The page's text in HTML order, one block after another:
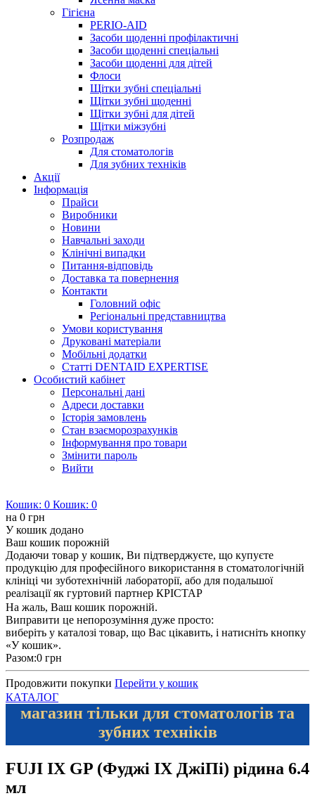
Гігієна
PERIO-AID
Засоби щоденні профілактичні
Засоби щоденні спеціальні
Засоби щоденні для дітей
Флоси
Щітки зубні спеціальні
Щітки зубні щоденні
Щітки зубні для дітей
Щітки міжзубні
Розпродаж
Для стоматологів
Для зубних техніків
Акції
Інформація
Прайси
Виробники
Новини
Навчальні заходи
Клінічні випадки
Питання-відповідь
Доставка та повернення
Контакти
Головний офіс
Регіональні представництва
Умови користування
Друковані матеріали
Мобільні додатки
Статті DENTAID EXPERTISE
Особистий кабінет
Персональні дані
Адреси доставки
Історія замовлень
Стан взаєморозрахунків
Інформування про товари
Змінити пароль
Вийти
Кошик: 0 Кошик: 0
на 0 грн
У кошик додано
Ваш кошик порожній
Додаючи товар у кошик, Ви підтверджуєте, що купуєте
продукцію для професійного використання в стоматологічній
клініці чи зуботехнічній лабораторії, або для подальшої
реалізації як гуртовий партнер КРІСТАР
На жаль, Ваш кошик порожній.
Виправити це непорозуміння дуже просто:
виберіть у каталозі товар, що Вас цікавить, і натисніть кнопку
«У кошик».
Разом:0 грн
Продовжити покупки Перейти у кошик
КАТАЛОГ
магазин тільки для стоматологів та
зубних техніків
FUJI IX GP (Фуджі IX ДжіПі) рідина 6.4
мл